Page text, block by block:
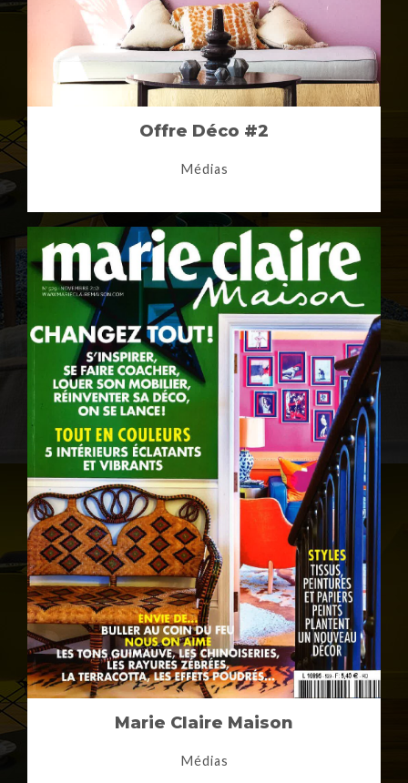
Offre Déco #2
Médias
Marie Claire Maison
Médias